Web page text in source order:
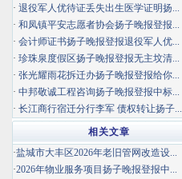
· 退役军人优待证丢失出生医学证明扬...
· 和凤镇平安志愿者协会扬子晚报登报...
· 会计师证书扬子晚报登报退役军人优...
· 珍珠泉度假区扬子晚报登报无主坟清...
· 张光耀雨花拆迁办扬子晚报登报给你...
· 中邦敬诚工程咨询扬子晚报登报中标...
· 长江商行宿迁分行李军 债权转让扬子...
相关文章
·盐城市大丰区2026年老旧管网改造设...
·2026年物业服务项目扬子晚报登报中...